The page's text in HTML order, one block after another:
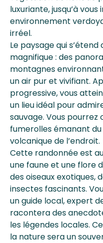
luxuriante, jusqu’à
environnement
irréel.
Le paysage qui
magnifique : des
montagnes
un air pur et vivifiant.
progressive, vous
un lieu idéal pour
sauvage. Vous
fumerolles émanant
volcanique de l’endroit.
Cette randonnée est
une faune et une flore
des oiseaux exotiques,
insectes fascinants.
un guide local, expert
racontera des
les légendes locales.
la nature sera un